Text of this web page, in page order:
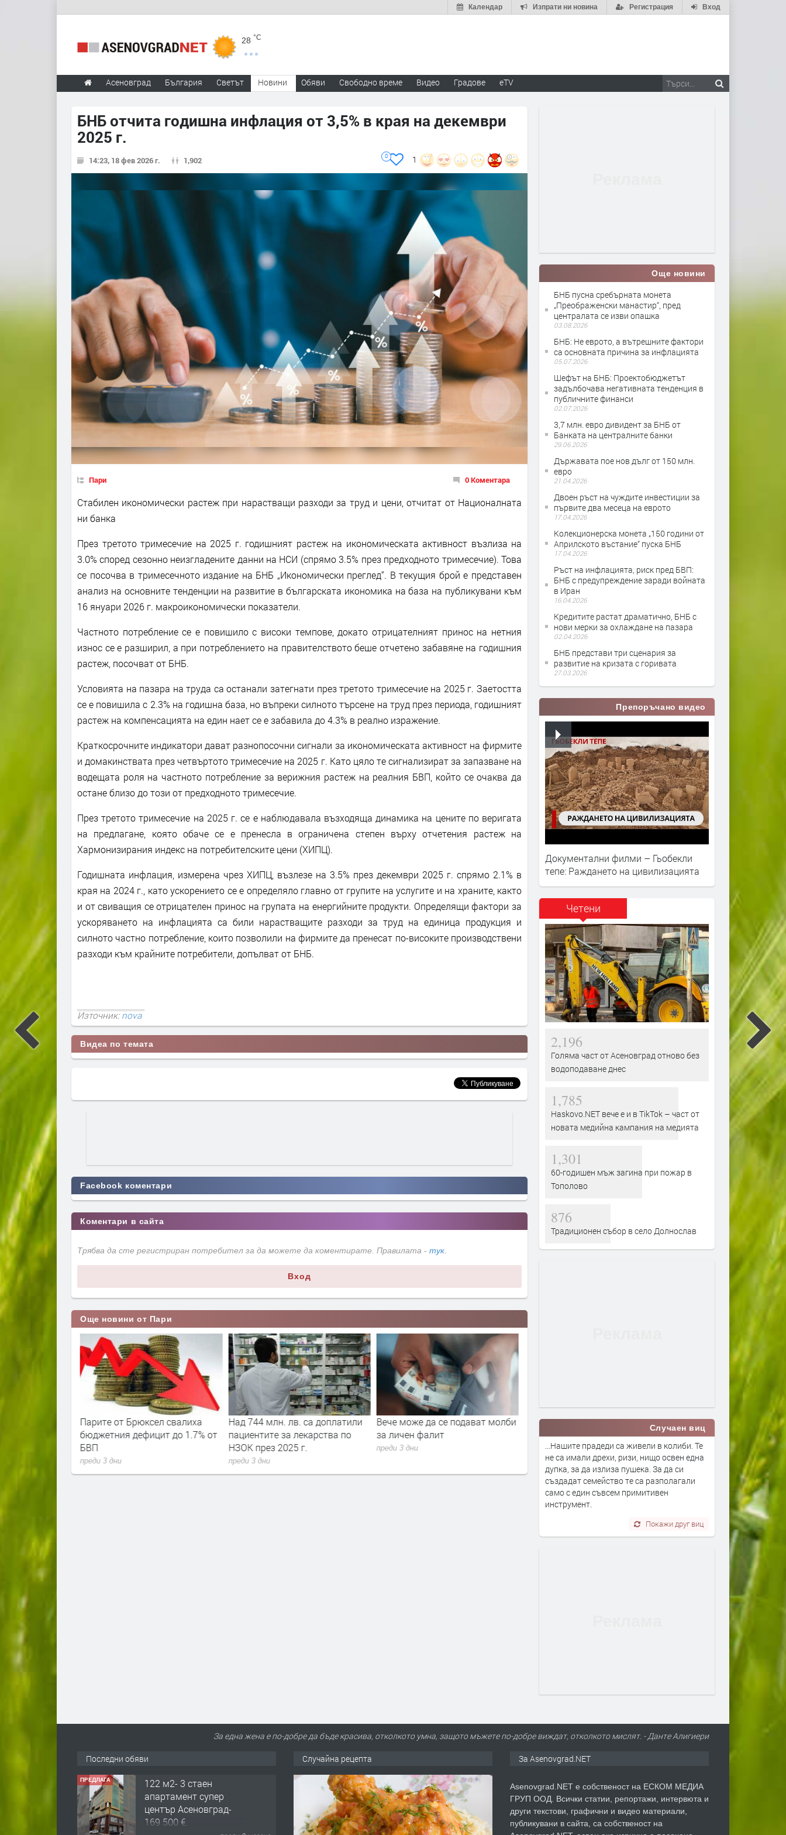
Вход
Регистрация
Изпрати ни новина
Календар
28 °C
Асеновград България Светът Новини Обяви Свободно време Видео Градове eTV
БНБ отчита годишна инфлация от 3,5% в края на декември
2025 г.
14:23, 18 фев 2026 г. 1,902 1
0
Пари 0 Коментара
Стабилен икономически растеж при нарастващи разходи за труд и цени, отчитат от Националната
ни банка
През третото тримесечие на 2025 г. годишният растеж на икономическата активност възлиза на
3.0% според сезонно неизгладените данни на НСИ (спрямо 3.5% през предходното тримесечие). Това
се посочва в тримесечното издание на БНБ „Икономически преглед“. В текущия брой е представен
анализ на основните тенденции на развитие в българската икономика на база на публикувани към
16 януари 2026 г. макроикономически показатели.
Частното потребление се е повишило с високи темпове, докато отрицателният принос на нетния
износ се е разширил, а при потреблението на правителството беше отчетено забавяне на годишния
растеж, посочват от БНБ.
Условията на пазара на труда са останали затегнати през третото тримесечие на 2025 г. Заетостта
се е повишила с 2.3% на годишна база, но въпреки силното търсене на труд през периода, годишният
растеж на компенсацията на един нает се е забавила до 4.3% в реално изражение.
Краткосрочните индикатори дават разнопосочни сигнали за икономическата активност на фирмите
и домакинствата през четвъртото тримесечие на 2025 г. Като цяло те сигнализират за запазване на
водещата роля на частното потребление за верижния растеж на реалния БВП, който се очаква да
остане близo до този от предходното тримесечие.
През третото тримесечие на 2025 г. се е наблюдавала възходяща динамика на цените по веригата
на предлагане, която обаче се е пренесла в ограничена степен върху отчетения растеж на
Хармонизирания индекс на потребителските цени (ХИПЦ).
Годишната инфлация, измерена чрез ХИПЦ, възлезе на 3.5% през декември 2025 г. спрямо 2.1% в
края на 2024 г., като ускорението се е определяло главно от групите на услугите и на храните, както
и от свиващия се отрицателен принос на групата на енергийните продукти. Определящи фактори за
ускоряването на инфлацията са били нарастващите разходи за труд на единица продукция и
силното частно потребление, които позволили на фирмите да пренесат по-високите производствени
разходи към крайните потребители, допълват от БНБ.
Източник:nova
Видеа по темата
Facebook коментари
Коментари в сайта
Трябва да сте регистриран потребител за да можете да коментирате. Правилата - тук.
Вход
Още новини от Пари
Парите от Брюксел свалиха
бюджетния дефицит до 1.7% от
БВП
преди 3 дни
Над 744 млн. лв. са доплатили
пациентите за лекарства по
НЗОК през 2025 г.
преди 3 дни
Вече може да се подават молби
за личен фалит
преди 3 дни
Дигитално евро: портмонето ще
е вече в нашия смартфон
преди 4 дни
Цената на дизела е
над 17% за месец. И
продължава да расте
преди 4 дни
Още новини
БНБ пусна сребърната монета
„Преображенски манастир“, пред
централата се изви опашка
03.08.2026
БНБ: Не еврото, а вътрешните фактори
са основната причина за инфлацията
05.07.2026
Шефът на БНБ: Проектобюджетът
задълбочава негативната тенденция в
публичните финанси
02.07.2026
3,7 млн. евро дивидент за БНБ от
Банката на централните банки
29.06.2026
Държавата пое нов дълг от 150 млн.
евро
21.04.2026
Двоен ръст на чуждите инвестиции за
първите два месеца на еврото
17.04.2026
Колекционерска монета „150 години от
Априлското въстание“ пуска БНБ
17.04.2026
Ръст на инфлацията, риск пред БВП:
БНБ с предупреждение заради войната
в Иран
16.04.2026
Кредитите растат драматично, БНБ с
нови мерки за охлаждане на пазара
02.04.2026
БНБ представи три сценария за
развитие на кризата с горивата
27.03.2026
Препоръчано видео
Документални филми – Гьобекли
тепе: Раждането на цивилизацията
Четени
2,196
Голяма част от Асеновград отново без
водоподаване днес
1,785
Haskovo.NET вече е и в TikTok – част от
новата медийна кампания на медията
1,301
60-годишен мъж загина при пожар в
Тополово
876
Традиционен събор в село Долнослав
Случаен виц
...Нашите прадеди са живели в колиби. Те
не са имали дрехи, ризи, нищо освен една
дупка, за да излиза пушека. За да си
създадат семейство те са разполагали
само с един съвсем примитивен
инструмент.
Покажи друг виц
За една жена е по-добре да бъде красива, отколкото умна, защото мъжете по-добре виждат, отколкото мислят. - Данте Алигиери
Последни обяви
ПРЕДЛАГА
122 м2- 3 стаен
апартамент супер
център Асеновград-
169 500 €.
Случайна рецепта За Asenovgrad.NET
Asenovgrad.NET е собственост на ЕСКОМ МЕДИА
ГРУП ООД. Всички статии, репортажи, интервюта и
други текстови, графични и видео материали,
публикувани в сайта, са собственост на